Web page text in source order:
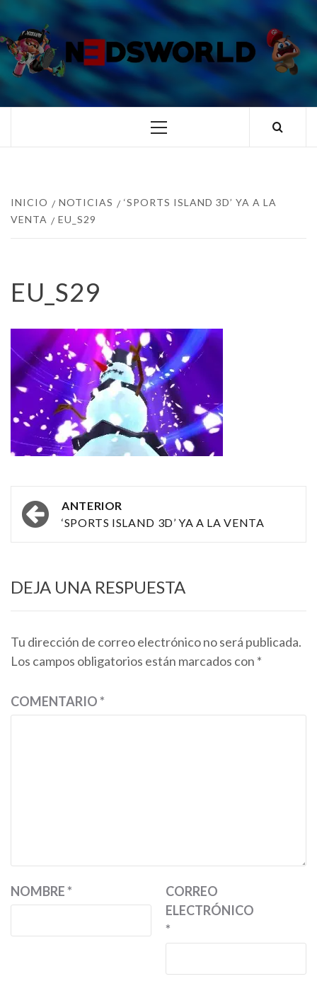
al
contenido
TUS ESPECIALISTAS EN NINTENDO
Menú
INICIO NOTICIAS
‘SPORTS ISLAND 3D’ YA A LA
VENTA
EU_S29
EU_S29
Navegación
por
ANTERIOR
‘SPORTS ISLAND 3D’ YA A LA VENTA
DEJA UNA RESPUESTA
Tu dirección de correo electrónico no será publicada.
Los campos obligatorios están marcados con *
COMENTARIO*
NOMBRE*
CORREO
ELECTRÓNICO
*